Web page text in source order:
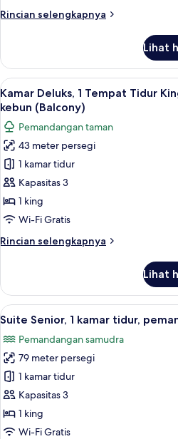
King,
Rincian selengkapnya
Rincian
Kamar
Keluarga,
1
Tempat
King,
balkon
Lihat
Lihat
semua
foto
untuk
Kamar
Deluks,
1
Tempat
Tidur
balkon,
(Balcony)
5
Kamar Deluks, 1 Tempat Tidur
kebun (Balcony)
Pemandangan taman
43 meter persegi
1 kamar tidur
Kapasitas 3
1 king
Wi-Fi Gratis
Rincian selengkapnya
Rincian
Kamar
Deluks,
1
Tidur
King,
balkon,
pemandangan
kebun
(Balcony)
Lihat
Lihat
semua
foto
untuk
Suite
Senior,
1
kamar
8
Suite Senior, 1 kamar tidur,
Pemandangan samudra
79 meter persegi
1 kamar tidur
Kapasitas 3
1 king
Wi-Fi Gratis